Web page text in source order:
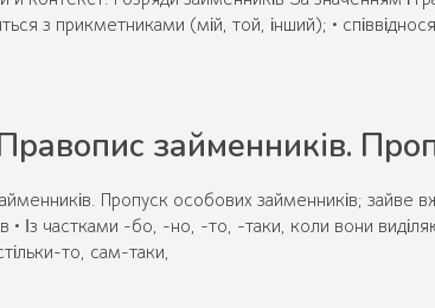
з прикметниками (мій, той, інший); •
займенників.
Пропуск особових займенників; зайве
• Із частками -бо, -но, -то, -таки, коли вони
то, сам-таки,